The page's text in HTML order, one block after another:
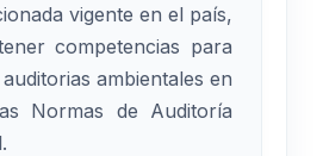
vigente en el país,
competencias para
ambientales en
Normas de Auditoría